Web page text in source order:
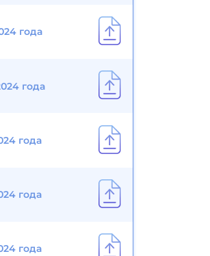
года
года
года
года
года